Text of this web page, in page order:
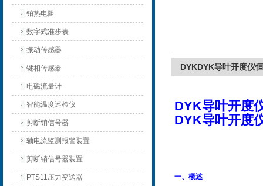
铂热电阻
数字式准步表
振动传感器
键相传感器
电磁流量计
智能温度巡检仪
剪断销信号器
轴电流监测报警装置
剪断销信号器装置
PTS11压力变送器
DYKDYK导叶开度仪
DYK导叶开度
DYK导叶开度
一、概述